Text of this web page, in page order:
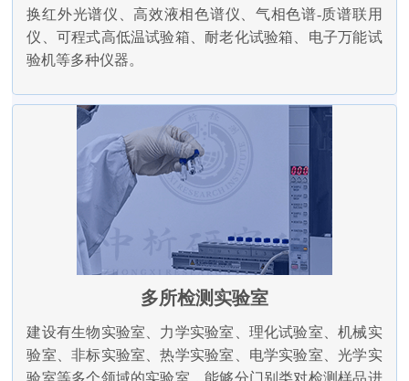
换红外光谱仪、高效液相色谱仪、气相色谱-质谱联用
仪、可程式高低温试验箱、耐老化试验箱、电子万能试
验机等多种仪器。
多所检测实验室
建设有生物实验室、力学实验室、理化试验室、机械实
验室、非标实验室、热学实验室、电学实验室、光学实